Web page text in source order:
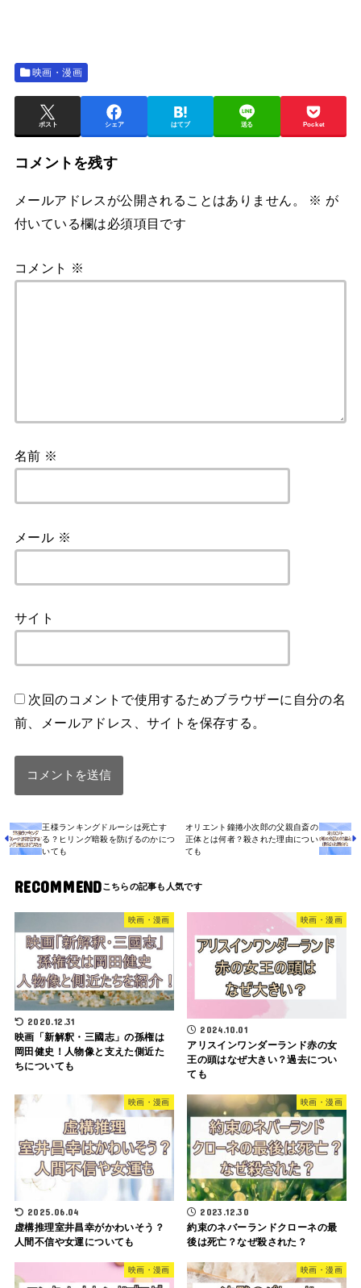
映画・漫画
ポスト シェア はてブ 送る Pocket
コメントを残す
メールアドレスが公開されることはありません。 ※ が
付いている欄は必須項目です
コメント ※
名前 ※
メール ※
サイト
次回のコメントで使用するためブラウザーに自分の名
前、メールアドレス、サイトを保存する。
王様ランキングドルーシは死亡す
る？ヒリング暗殺を防げるのかにつ
いても
オリエント鐘捲小次郎の父親自斎の
正体とは何者？殺された理由につい
ても
RECOMMEND
映画・漫画
2020.12.31
映画「新解釈・三國志」の孫権は
岡田健史！人物像と支えた側近た
ちについても
映画・漫画
2024.10.01
アリスインワンダーランド赤の女
王の頭はなぜ大きい？過去につい
ても
映画・漫画
2025.06.04
虚構推理室井昌幸がかわいそう？
人間不信や女運についても
映画・漫画
2023.12.30
約束のネバーランドクローネの最
後は死亡？なぜ殺された？
映画・漫画 映画・漫画